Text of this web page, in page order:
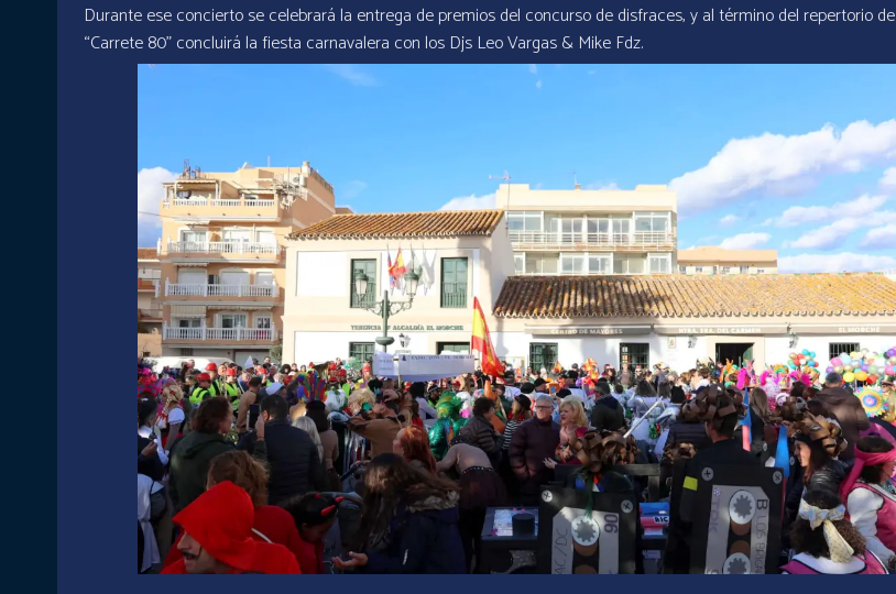
Durante ese concierto se celebrará la entrega de premios del concurso de disfraces, y al término del repertorio de
“Carrete 80” concluirá la fiesta carnavalera con los Djs Leo Vargas & Mike Fdz.